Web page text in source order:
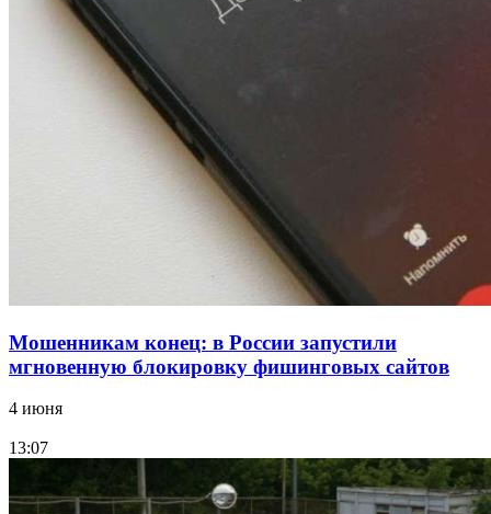
Сладкий праздник в Волгограде: в Центральном
парке прошёл фестиваль „Арбузный переполох“
Волгоградские компании нарастили экспорт:
заключены контракты на 3,6 млн долларов
Мошенникам конец: в России запустили
мгновенную блокировку фишинговых сайтов
4 июня
13:07